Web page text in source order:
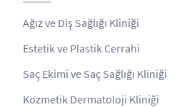
Ağız ve Diş Sağlığı Kliniği
Estetik ve Plastik Cerrahi
Saç Ekimi ve Saç Sağlığı Kliniği
Kozmetik Dermatoloji Kliniği